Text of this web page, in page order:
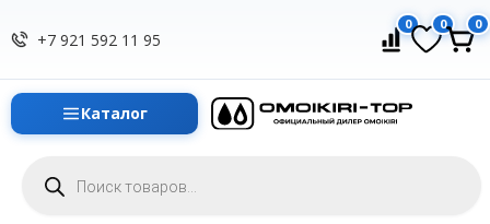
+7 921 592 11 95
0 0 0
Каталог
товаров